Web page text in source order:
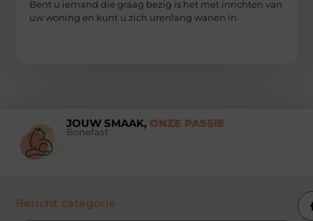
Bent u iemand die graag bezig is het met inrichten van
uw woning en kunt u zich urenlang wanen in
JOUW SMAAK, ONZE PASSIE
Bonefast
Bericht categorie